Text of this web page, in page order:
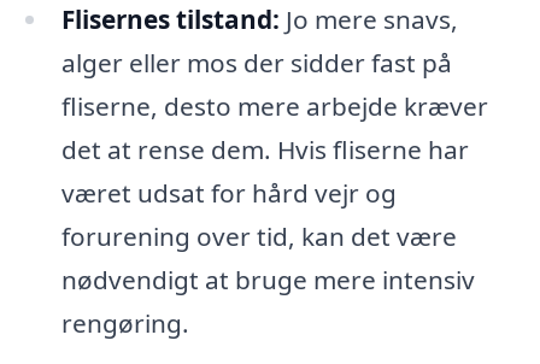
Flisernes tilstand: Jo mere snavs,
alger eller mos der sidder fast på
fliserne, desto mere arbejde kræver
det at rense dem. Hvis fliserne har
været udsat for hård vejr og
forurening over tid, kan det være
nødvendigt at bruge mere intensiv
rengøring.